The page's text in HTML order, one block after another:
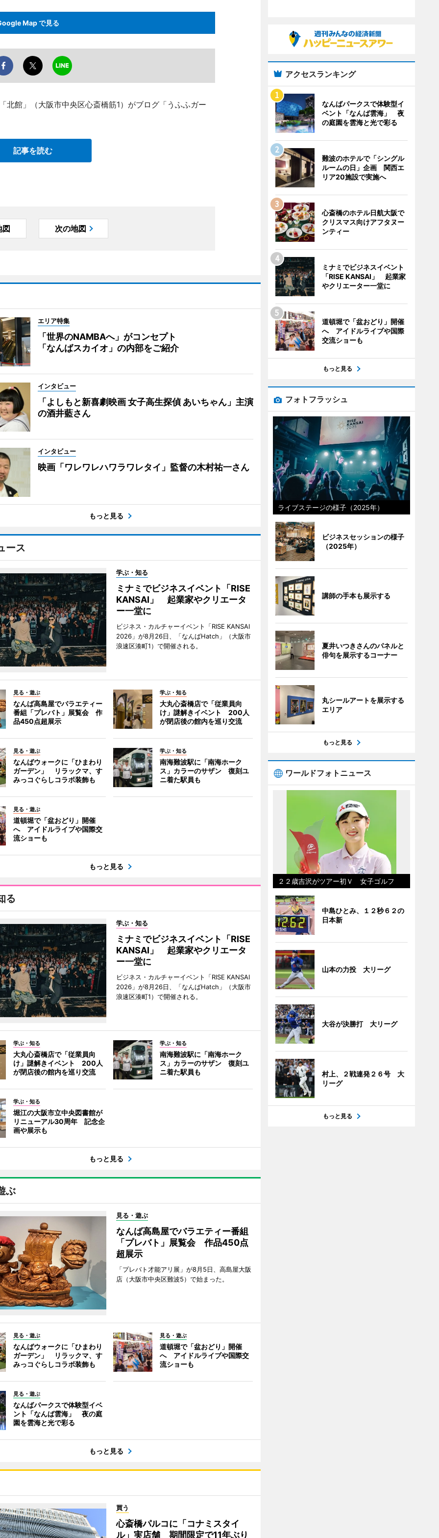
Map で見る
北館」（大阪市中央区心斎橋筋1）がブログ「うふふガー
記事を読む
図 次の地図
エリア特集
「世界のNAMBAへ」がコンセプト
「なんばスカイオ」の内部をご紹介
インタビュー
「よしもと新喜劇映画 女子高生探偵 あいちゃん」主演
の酒井藍さん
インタビュー
映画「ワレワレハワラワレタイ」監督の木村祐一さん
もっと見る
ース
学ぶ・知る
ミナミでビジネスイベント「RISE
KANSAI」 起業家やクリエータ
ー一堂に
ビジネス・カルチャーイベント「RISE KANSAI
2026」が8月26日、「なんばHatch」（大阪市
浪速区湊町1）で開催される。
見る・遊ぶ
なんば高島屋でバラエティー
番組「プレバト」展覧会 作
品450点超展示
学ぶ・知る
大丸心斎橋店で「従業員向
け」謎解きイベント 200人
が閉店後の館内を巡り交流
見る・遊ぶ
なんばウォークに「ひまわり
ガーデン」 リラックマ、す
みっコぐらしコラボ装飾も
学ぶ・知る
南海難波駅に「南海ホーク
ス」カラーのサザン 復刻ユ
ニ着た駅員も
見る・遊ぶ
道頓堀で「盆おどり」開催
へ アイドルライブや国際交
流ショーも
もっと見る
る
学ぶ・知る
ミナミでビジネスイベント「RISE
KANSAI」 起業家やクリエータ
ー一堂に
ビジネス・カルチャーイベント「RISE KANSAI
2026」が8月26日、「なんばHatch」（大阪市
浪速区湊町1）で開催される。
学ぶ・知る
大丸心斎橋店で「従業員向
け」謎解きイベント 200人
が閉店後の館内を巡り交流
学ぶ・知る
南海難波駅に「南海ホーク
ス」カラーのサザン 復刻ユ
ニ着た駅員も
学ぶ・知る
堀江の大阪市立中央図書館が
リニューアル30周年 記念企
画や展示も
もっと見る
ぶ
見る・遊ぶ
なんば高島屋でバラエティー番組
「プレバト」展覧会 作品450点
超展示
「プレバト才能アリ展」が8月5日、高島屋大阪
店（大阪市中央区難波5）で始まった。
見る・遊ぶ
なんばウォークに「ひまわり
ガーデン」 リラックマ、す
みっコぐらしコラボ装飾も
見る・遊ぶ
道頓堀で「盆おどり」開催
へ アイドルライブや国際交
流ショーも
見る・遊ぶ
なんばパークスで体験型イベ
ント「なんば雲海」 夜の庭
園を雲海と光で彩る
もっと見る
買う
心斎橋パルコに「コナミスタイ
ル」実店舗 期間限定で11年ぶり
アクセスランキング
なんばパークスで体験型イ
ベント「なんば雲海」 夜
の庭園を雲海と光で彩る
難波のホテルで「シングル
ルームの日」企画 関西エ
リア20施設で実施へ
心斎橋のホテル日航大阪で
クリスマス向けアフタヌー
ンティー
ミナミでビジネスイベント
「RISE KANSAI」 起業家
やクリエーター一堂に
道頓堀で「盆おどり」開催
へ アイドルライブや国際
交流ショーも
もっと見る
フォトフラッシュ
ライブステージの様子（2025年）
ビジネスセッションの様子
（2025年）
講師の手本も展示する
夏井いつきさんのパネルと
俳句を展示するコーナー
丸シールアートを展示する
エリア
もっと見る
ワールドフォトニュース
２２歳吉沢がツアー初Ｖ 女子ゴルフ
中島ひとみ、１２秒６２の
日本新
山本の力投 大リーグ
大谷が決勝打 大リーグ
村上、２戦連発２６号 大
リーグ
もっと見る